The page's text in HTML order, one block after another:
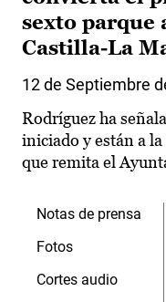
sexto parque
Castilla-La
12 de Septiembre
Rodríguez ha
iniciado y están a
que remita el
Notas de prensa
Fotos
Cortes audio